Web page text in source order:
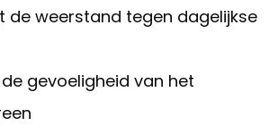
de weerstand tegen dagelijkse
gevoeligheid van het